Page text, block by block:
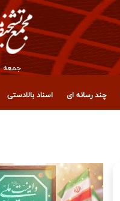
جمعه ۱۶ مرداد ۱۴۰۵
چند رسانه ای اسناد بالادستی